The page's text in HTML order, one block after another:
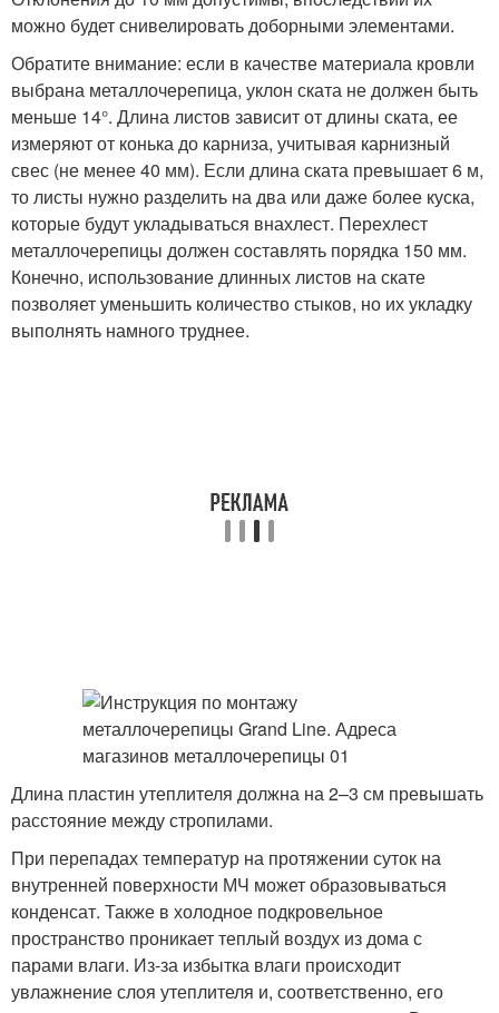
можно будет снивелировать доборными элементами.
Обратите внимание: если в качестве материала кровли
выбрана металлочерепица, уклон ската не должен быть
меньше 14°. Длина листов зависит от длины ската, ее
измеряют от конька до карниза, учитывая карнизный
свес (не менее 40 мм). Если длина ската превышает 6 м,
то листы нужно разделить на два или даже более куска,
которые будут укладываться внахлест. Перехлест
металлочерепицы должен составлять порядка 150 мм.
Конечно, использование длинных листов на скате
позволяет уменьшить количество стыков, но их укладку
выполнять намного труднее.
Длина пластин утеплителя должна на 2–3 см превышать
расстояние между стропилами.
При перепадах температур на протяжении суток на
внутренней поверхности МЧ может образовываться
конденсат. Также в холодное подкровельное
пространство проникает теплый воздух из дома с
парами влаги. Из-за избытка влаги происходит
увлажнение слоя утеплителя и, соответственно, его